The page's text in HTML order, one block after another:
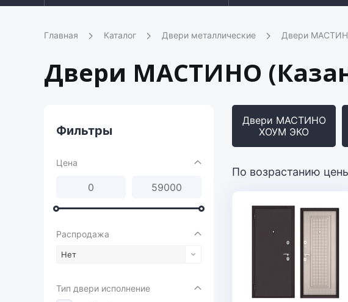
Главная Каталог Двери металлические Двери
Двери МАСТИНО
Фильтры
Цена
Распродажа
Нет
Тип двери исполнение
Двери МАСТИНО
ХОУМ ЭКО
По возрастанию